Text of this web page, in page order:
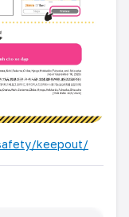
keepout/